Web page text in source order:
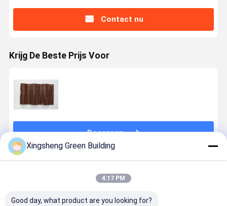
Contact nu
Krijg De Beste Prijs Voor
Doorgaan
Xingsheng Green Building
4:17 PM
Good day, what product are you looking for?